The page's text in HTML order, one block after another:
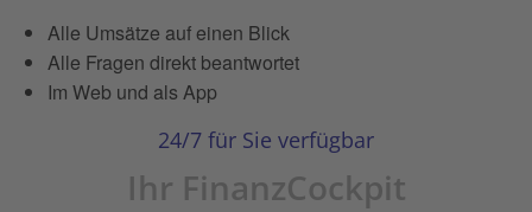
Alle Umsätze auf einen Blick
Alle Fragen direkt beantwortet
Im Web und als App
24/7 für Sie verfügbar
Ihr FinanzCockpit